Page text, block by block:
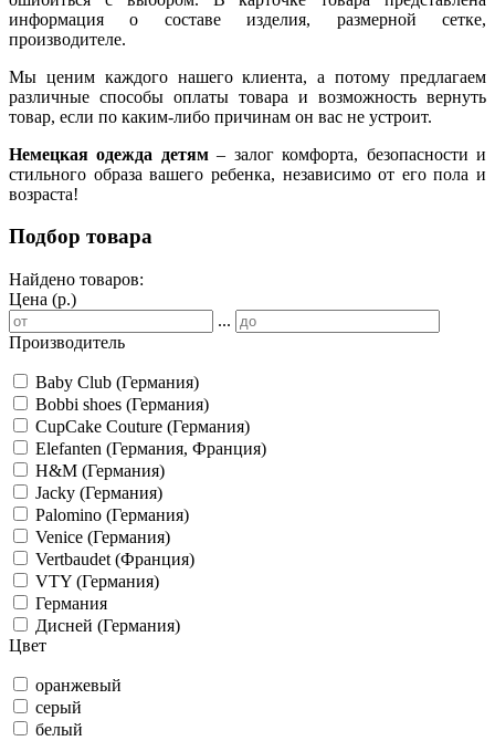
информация о составе изделия, размерной сетке,
производителе.
Мы ценим каждого нашего клиента, а потому предлагаем
различные способы оплаты товара и возможность вернуть
товар, если по каким-либо причинам он вас не устроит.
Немецкая одежда детям– залог комфорта, безопасности и
стильного образа вашего ребенка, независимо от его пола и
возраста!
Подбор товара
Найдено товаров:
Цена (р.)
...
Производитель
Baby Club (Германия)
Bobbi shoes (Германия)
CupCake Couture (Германия)
Elefanten (Германия, Франция)
H&M (Германия)
Jacky (Германия)
Palomino (Германия)
Venice (Германия)
Vertbaudet (Франция)
VTY (Германия)
Германия
Дисней (Германия)
Цвет
оранжевый
серый
белый